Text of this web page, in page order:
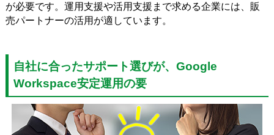
が必要です。運用支援や活用支援まで求める企業には、販
売パートナーの活用が適しています。
自社に合ったサポート選びが、Google
Workspace安定運用の要